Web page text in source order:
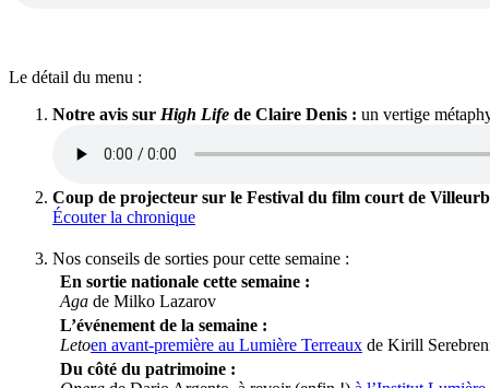
Le détail du menu :
Notre avis sur High Life de Claire Denis : un vertige
Coup de projecteur sur le Festival du film court de
Écouter la chronique
Nos conseils de sorties pour cette semaine :
En sortie nationale cette semaine :
Aga de Milko Lazarov
L’événement de la semaine :
Letoen avant-première au Lumière Terreaux de Kirill
Du côté du patrimoine :